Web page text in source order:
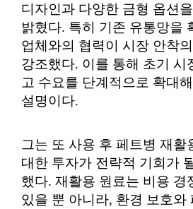
디자인과 다양한 금형 옵션
밝혔다. 특히 기존 유통망을
업체와의 협력이 시장 안착
강조했다. 이를 통해 초기 시
고 수요를 단계적으로 확대
설명이다.
그는 또 사용 후 페트병 재활
대한 투자가 전략적 기회가
했다. 재활용 원료는 비용 경
있을 뿐 아니라, 환경 보호와